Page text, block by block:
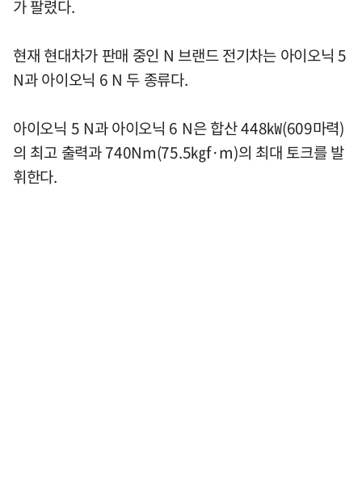
가 팔렸다.
현재 현대차가 판매 중인 N 브랜드 전기차는 아이오닉 5
N과 아이오닉 6 N 두 종류다.
아이오닉 5 N과 아이오닉 6 N은 합산 448㎾(609마력)
의 최고 출력과 740Nm(75.5㎏f·m)의 최대 토크를 발
휘한다.